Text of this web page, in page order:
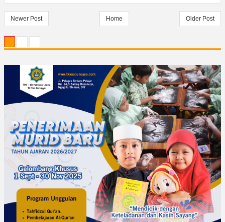
Newer Post Older Post
Home